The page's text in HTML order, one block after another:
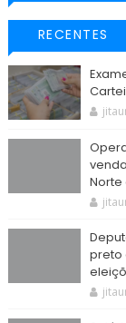
RECENTES
Norte
preto